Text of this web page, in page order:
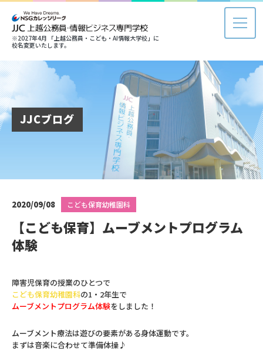
※2027年4月 「上越公務員・こども・AI情報大学校」に
校名変更いたします。
JJCブログ
2020/09/08 こども保育幼稚園科
【こども保育】ムーブメントプログラム
体験
障害児保育の授業のひとつで
こども保育幼稚園科の1・2年生で
ムーブメントプログラム体験をしました！
ムーブメント療法は遊びの要素がある身体運動です。
まずは音楽に合わせて準備体操♪